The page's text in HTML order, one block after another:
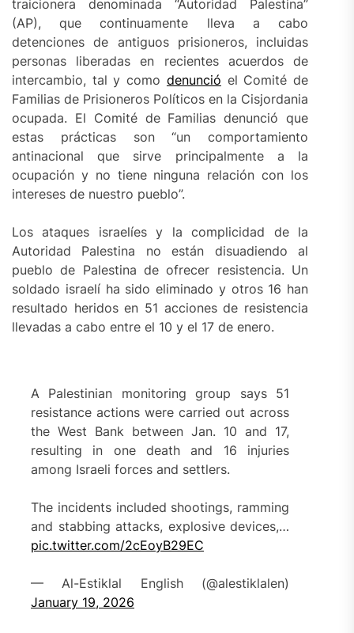
traicionera denominada “Autoridad Palestina”
(AP), que continuamente lleva a cabo
detenciones de antiguos prisioneros, incluidas
personas liberadas en recientes acuerdos de
intercambio, tal y como denunció el Comité de
Familias de Prisioneros Políticos en la Cisjordania
ocupada. El Comité de Familias denunció que
estas prácticas son “un comportamiento
antinacional que sirve principalmente a la
ocupación y no tiene ninguna relación con los
intereses de nuestro pueblo”.
Los ataques israelíes y la complicidad de la
Autoridad Palestina no están disuadiendo al
pueblo de Palestina de ofrecer resistencia. Un
soldado israelí ha sido eliminado y otros 16 han
resultado heridos en 51 acciones de resistencia
llevadas a cabo entre el 10 y el 17 de enero.
A Palestinian monitoring group says 51
resistance actions were carried out across
the West Bank between Jan. 10 and 17,
resulting in one death and 16 injuries
among Israeli forces and settlers.
The incidents included shootings, ramming
and stabbing attacks, explosive devices,…
pic.twitter.com/2cEoyB29EC
— Al-Estiklal English (@alestiklalen)
January 19, 2026